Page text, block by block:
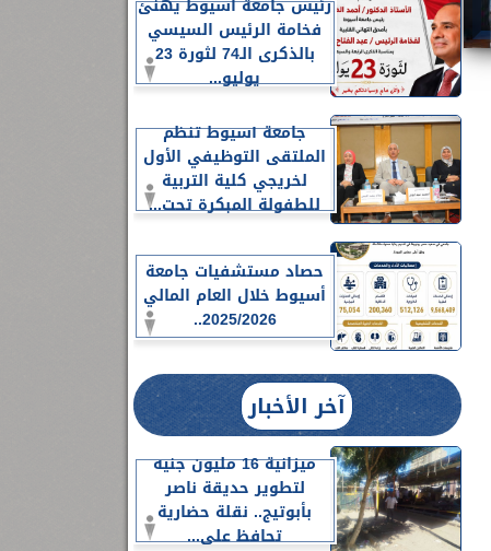
رئيس جامعة أسيوط يهنئ
فخامة الرئيس السيسي
بالذكرى الـ74 لثورة 23
يوليو...
جامعة أسيوط تنظم
الملتقى التوظيفي الأول
لخريجي كلية التربية
للطفولة المبكرة تحت...
حصاد مستشفيات جامعة
أسيوط خلال العام المالي
2025/2026..
آخر الأخبار
ميزانية 16 مليون جنيه
لتطوير حديقة ناصر
بأبوتيج.. نقلة حضارية
تحافظ على...